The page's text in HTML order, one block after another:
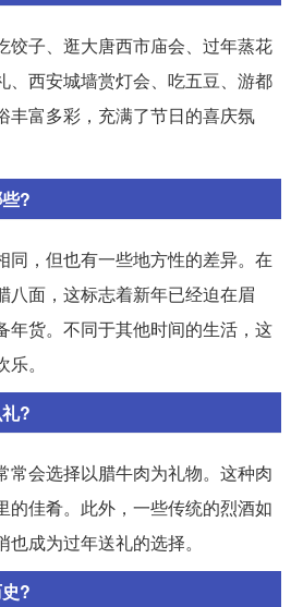
饺子、逛大唐西市庙会、过年蒸花
、西安城墙赏灯会、吃五豆、游都
丰富多彩，充满了节日的喜庆氛
?
同，但也有一些地方性的差异。在
八面，这标志着新年已经迫在眉
年货。不同于其他时间的生活，这
。
?
常会选择以腊牛肉为礼物。这种肉
的佳肴。此外，一些传统的烈酒如
成为过年送礼的选择。
?